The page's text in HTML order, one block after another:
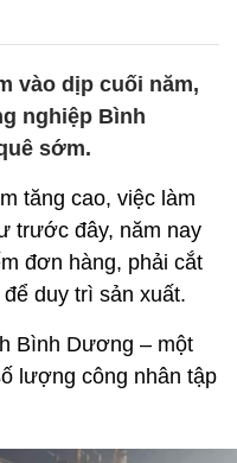
vào dịp cuối năm,
nghiệp Bình
sớm.
tăng cao, việc làm
trước đây, năm nay
đơn hàng, phải cắt
duy trì sản xuất.
Bình Dương – một
lượng công nhân tập